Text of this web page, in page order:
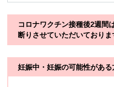
※TCBグループとは以下を総
・一般社団法人メディカルア
・医療法人社団メディカルフ
コロナワクチン接種後2週間
断りさせていただいておりま
妊娠中・妊娠の可能性がある